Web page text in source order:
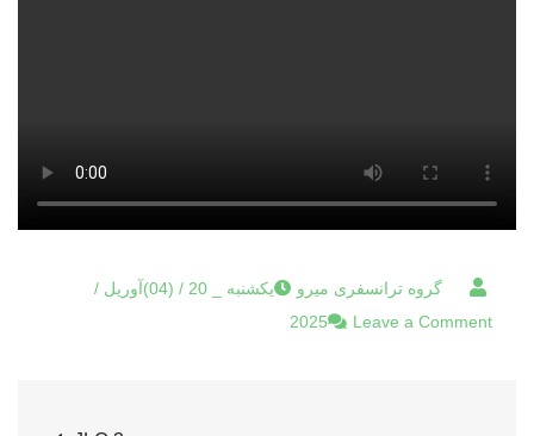
یکشنبه _ 20 / (04)آوریل /
2025
Leave a Comment